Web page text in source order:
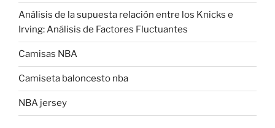
Análisis de la supuesta relación entre los Knicks e
Irving: Análisis de Factores Fluctuantes
Camisas NBA
Camiseta baloncesto nba
NBA jersey